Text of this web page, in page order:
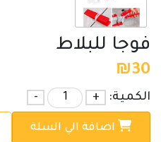
فوجا للبلاط
₪30
الكمية: +
-
اضافة الي السلة